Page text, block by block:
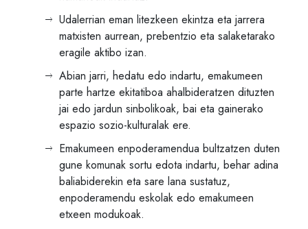
Udalerrian eman litezkeen ekintza eta jarrera
matxisten aurrean, prebentzio eta salaketarako
eragile aktibo izan.
Abian jarri, hedatu edo indartu, emakumeen
parte hartze ekitatiboa ahalbideratzen dituzten
jai edo jardun sinbolikoak, bai eta gainerako
espazio sozio-kulturalak ere.
Emakumeen enpoderamendua bultzatzen duten
gune komunak sortu edota indartu, behar adina
baliabiderekin eta sare lana sustatuz,
enpoderamendu eskolak edo emakumeen
etxeen modukoak.